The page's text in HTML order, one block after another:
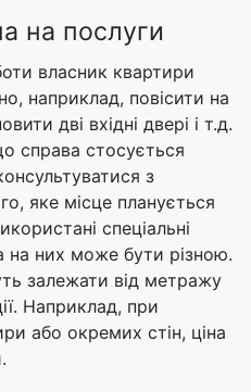
на послуги
власник квартири
наприклад, повісити на
дві вхідні двері і т.д.
справа стосується
з
яке місце планується
спеціальні
на них може бути різною.
залежати від метражу
Наприклад, при
або окремих стін, ціна